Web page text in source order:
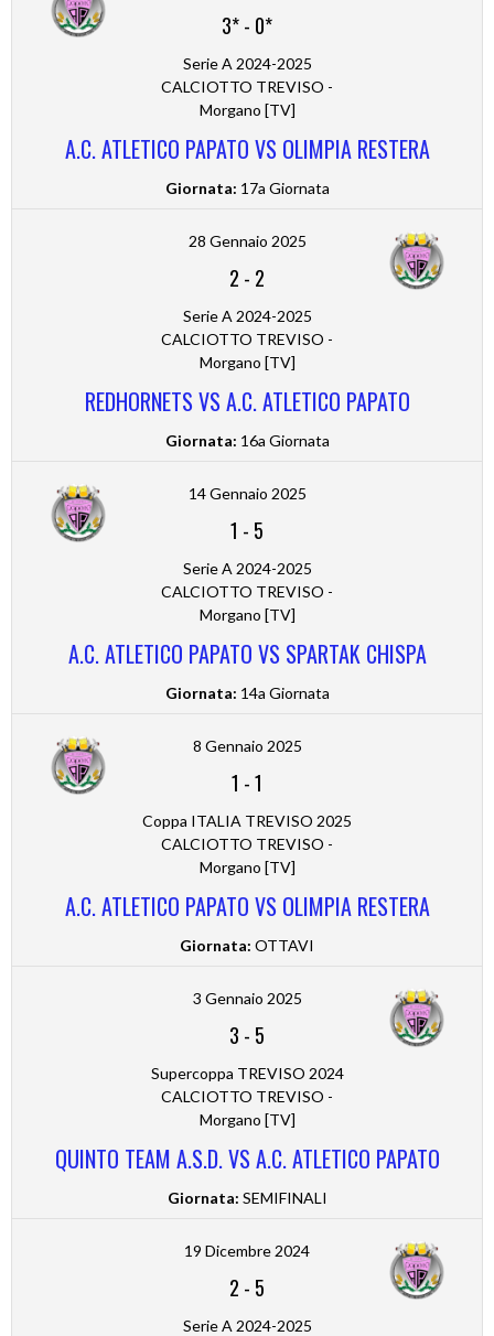
3*- 0*
Serie A 2024-2025
CALCIOTTO TREVISO -
Morgano [TV]
A.C. ATLETICO PAPATO VS OLIMPIA RESTERA
Giornata: 17a Giornata
28 Gennaio 2025
2 - 2
Serie A 2024-2025
CALCIOTTO TREVISO -
Morgano [TV]
REDHORNETS VS A.C. ATLETICO PAPATO
Giornata: 16a Giornata
14 Gennaio 2025
1 - 5
Serie A 2024-2025
CALCIOTTO TREVISO -
Morgano [TV]
A.C. ATLETICO PAPATO VS SPARTAK CHISPA
Giornata: 14a Giornata
8 Gennaio 2025
1 -1
Coppa ITALIA TREVISO 2025
CALCIOTTO TREVISO -
Morgano [TV]
A.C. ATLETICO PAPATO VS OLIMPIA RESTERA
Giornata: OTTAVI
3 Gennaio 2025
3 - 5
Supercoppa TREVISO 2024
CALCIOTTO TREVISO -
Morgano [TV]
QUINTO TEAM A.S.D. VS A.C. ATLETICO PAPATO
Giornata: SEMIFINALI
19 Dicembre 2024
2 - 5
Serie A 2024-2025